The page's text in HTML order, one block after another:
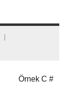
aç/
Örnek C #